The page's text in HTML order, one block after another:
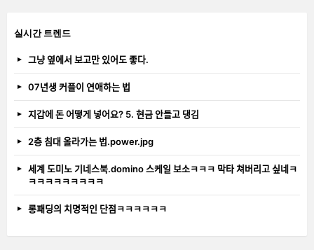
실시간 트렌드
그냥 옆에서 보고만 있어도 좋다.
07년생 커플이 연애하는 법
지갑에 돈 어떻게 넣어요? 5. 현금 안들고 댕김
2층 침대 올라가는 법.power.jpg
세계 도미노 기네스북.domino 스케일 보소ㅋㅋㅋ 막타 쳐버리고 싶네ㅋ
ㅋㅋㅋㅋㅋㅋㅋㅋㅋ
롱패딩의 치명적인 단점ㅋㅋㅋㅋㅋㅋ